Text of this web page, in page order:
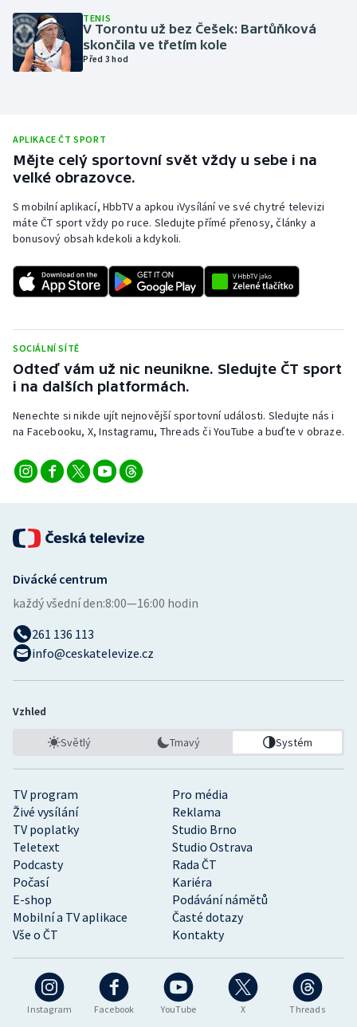
Parasport
Plavání
Ragby
Rychlobruslení
Rychlostní kanoistika
Short track
Sportovní střelba
Triatlon
Vodní slalom
Volejbal
TENIS
V Torontu už bez Češek: Bartůňková
skončila ve třetím kole
Před 3 hod
APLIKACE ČT SPORT
Mějte celý sportovní svět vždy u sebe i na
velké obrazovce.
S mobilní aplikací, HbbTV a apkou iVysílání ve své chytré televizi
máte ČT sport vždy po ruce. Sledujte přímé přenosy, články a
bonusový obsah kdekoli a kdykoli.
SOCIÁLNÍ SÍTĚ
Odteď vám už nic neunikne. Sledujte ČT sport
i na dalších platformách.
Nenechte si nikde ujít nejnovější sportovní události. Sledujte nás i
na Facebooku, X, Instagramu, Threads či YouTube a buďte v obraze.
Instagram Facebook YouTube X Threads
TV program
Pro média
Živé vysílání
Reklama
TV poplatky
Studio Brno
Teletext
Studio Ostrava
Podcasty
Rada ČT
Počasí
Kariéra
E-shop
Podávání námětů
Mobilní a TV aplikace
Časté dotazy
Vše o ČT
Kontakty
Divácké centrum
každý všední den:8:00—16:00 hodin
261 136 113
info@ceskatelevize.cz
Vzhled
Světlý Tmavý Systém